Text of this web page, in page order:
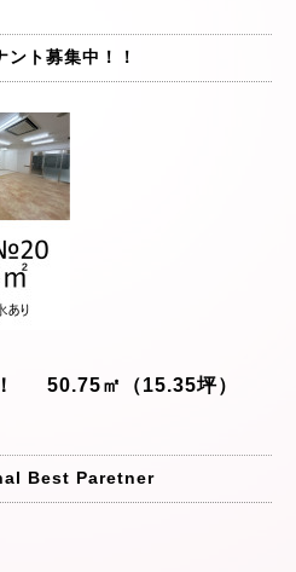
ント募集中！！
50.75㎡（15.35坪）
Best Paretner